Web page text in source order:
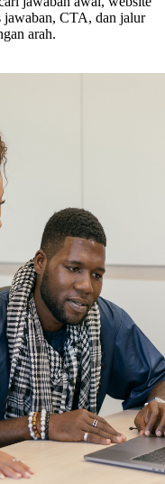
jawaban, CTA, dan jalur
arah.